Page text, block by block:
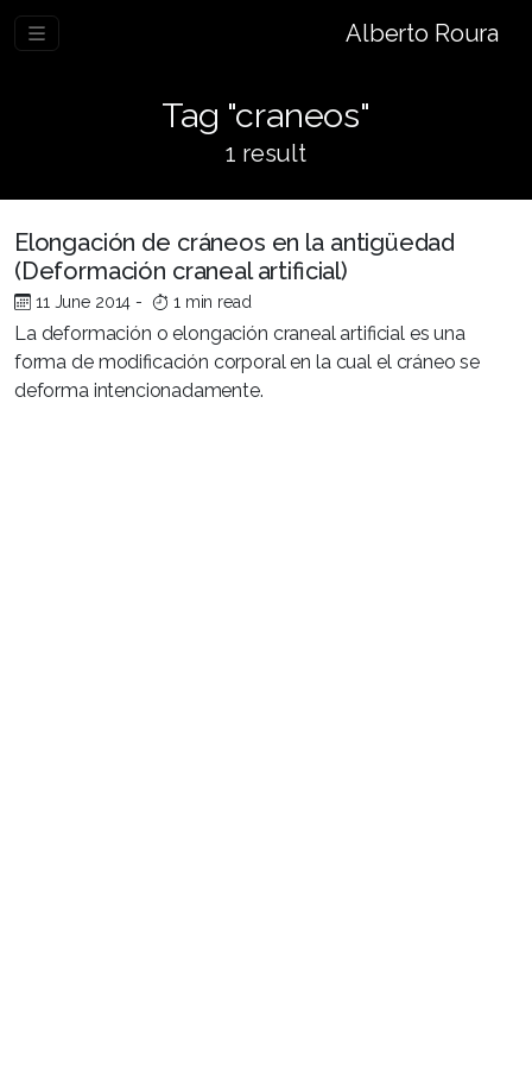
Alberto Roura
Tag "craneos"
1 result
Elongación de cráneos en la antigüedad
(Deformación craneal artificial)
11 June 2014 - 1 min read
La deformación o elongación craneal artificial es una
forma de modificación corporal en la cual el cráneo se
deforma intencionadamente.